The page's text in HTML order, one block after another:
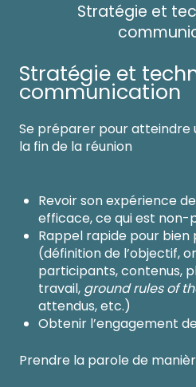
Stratégie et
Stratégie et
communication
Se préparer pour
la fin de la réunion
Revoir son expérience
efficace, ce qui est non-
Rappel rapide pour bien
(définition de l’objectif,
participants, contenus,
travail, ground rules of
attendus, etc.)
Obtenir l’engagement
Prendre la parole de